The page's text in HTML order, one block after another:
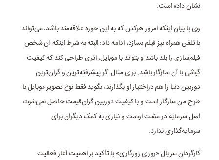
نشان داده است.
وی با بیان اینکه امروز هرکس که به این حوزه علاقه‌مند باشد، می‌تواند
با تلفن همراه نیز فیلم بسازد، ادامه داد: البته به شرط اینکه آن شخص
فیلم‌سازی را بلد باشد و بتواند با موبایل، اثری طراحی کند که کیفیت
گوشی با آن سازگار باشد. برای مثال اگر پیشرفته‌ترین و گران‌ترین
دوربین دنیا را هم دراختیار او بگذارند، بگوید فقط نوع تصویر موبایل با
طرح من سازگار است و با کیفیت دوربین گران‌قیمت حاصل نمی‌شود،
اصل سرمایه در مشت اوست و نیازی به کمک دیگران برای
سرمایه‌گذاری ندارد.
کارگردان سریال «روزی روزگاری» با تأکید بر اهمیت آغاز فعالیت